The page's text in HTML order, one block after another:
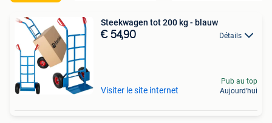
Steekwagen tot 200 kg - blauw
€ 54,90 Détails
Visiter le site internet
Pub au top
Aujourd'hui